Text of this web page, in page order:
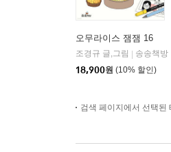
오무라이스 잼잼 16
조경규 글,그림
송송책방
18,900원 (10% 할인)
검색 페이지에서 선택